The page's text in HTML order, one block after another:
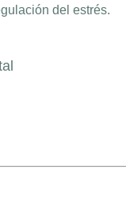
del estrés.